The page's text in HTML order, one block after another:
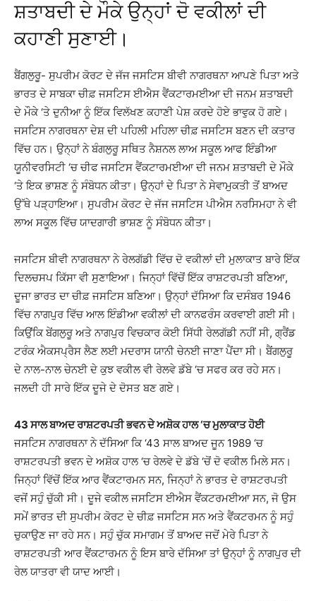
ਸ਼ਤਾਬਦੀ ਦੇ ਮੌਕੇ ਉਨ੍ਹਾਂ ਦੋ ਵਕੀਲਾਂ ਦੀ
ਕਹਾਣੀ ਸੁਣਾਈ।
ਬੈਂਗਲੁਰੂ- ਸੁਪਰੀਮ ਕੋਰਟ ਦੇ ਜੱਜ ਜਸਟਿਸ ਬੀਵੀ ਨਾਗਰਥਨਾ ਆਪਣੇ ਪਿਤਾ ਅਤੇ
ਭਾਰਤ ਦੇ ਸਾਬਕਾ ਚੀਫ਼ ਜਸਟਿਸ ਈਐਸ ਵੈਂਕਟਾਰਮਈਆ ਦੀ ਜਨਮ ਸ਼ਤਾਬਦੀ
ਦੇ ਮੌਕੇ ‘ਤੇ ਦੁਨੀਆ ਨੂੰ ਇੱਕ ਵਿਲੱਖਣ ਕਹਾਣੀ ਪੇਸ਼ ਕਰਦੇ ਹੋਏ ਭਾਵੁਕ ਹੋ ਗਏ।
ਜਸਟਿਸ ਨਾਗਰਥਨਾ ਦੇਸ਼ ਦੀ ਪਹਿਲੀ ਮਹਿਲਾ ਚੀਫ਼ ਜਸਟਿਸ ਬਣਨ ਦੀ ਕਤਾਰ
ਵਿੱਚ ਹਨ। ਉਨ੍ਹਾਂ ਨੇ ਬੰਗਲੁਰੂ ਸਥਿਤ ਨੈਸ਼ਨਲ ਲਾਅ ਸਕੂਲ ਆਫ ਇੰਡੀਆ
ਯੂਨੀਵਰਸਿਟੀ ‘ਚ ਚੀਫ ਜਸਟਿਸ ਵੈਂਕਟਾਰਮਈਆ ਦੀ ਜਨਮ ਸ਼ਤਾਬਦੀ ਦੇ ਮੌਕੇ
‘ਤੇ ਇਕ ਭਾਸ਼ਣ ਨੂੰ ਸੰਬੋਧਨ ਕੀਤਾ। ਉਨ੍ਹਾਂ ਦੇ ਪਿਤਾ ਨੇ ਸੇਵਾਮੁਕਤੀ ਤੋਂ ਬਾਅਦ
ਉੱਥੇ ਪੜ੍ਹਾਇਆ। ਸੁਪਰੀਮ ਕੋਰਟ ਦੇ ਜੱਜ ਜਸਟਿਸ ਪੀਐਸ ਨਰਸਿਮਹਾ ਨੇ ਵੀ
ਲਾਅ ਸਕੂਲ ਵਿੱਚ ਯਾਦਗਾਰੀ ਭਾਸ਼ਣ ਨੂੰ ਸੰਬੋਧਨ ਕੀਤਾ।
ਜਸਟਿਸ ਬੀਵੀ ਨਾਗਰਥਨਾ ਨੇ ਰੇਲਗੱਡੀ ਵਿੱਚ ਦੋ ਵਕੀਲਾਂ ਦੀ ਮੁਲਾਕਾਤ ਬਾਰੇ ਇੱਕ
ਦਿਲਚਸਪ ਕਿੱਸਾ ਵੀ ਸੁਣਾਇਆ। ਜਿਨ੍ਹਾਂ ਵਿੱਚੋਂ ਇੱਕ ਰਾਸ਼ਟਰਪਤੀ ਬਣਿਆ,
ਦੂਜਾ ਭਾਰਤ ਦਾ ਚੀਫ਼ ਜਸਟਿਸ ਬਣਿਆ। ਉਨ੍ਹਾਂ ਦੱਸਿਆ ਕਿ ਦਸੰਬਰ 1946
ਵਿੱਚ ਨਾਗਪੁਰ ਵਿੱਚ ਆਲ ਇੰਡੀਆ ਵਕੀਲਾਂ ਦੀ ਕਾਨਫਰੰਸ ਕਰਵਾਈ ਗਈ ਸੀ।
ਕਿਉਂਕਿ ਬੇਂਗਲੁਰੂ ਅਤੇ ਨਾਗਪੁਰ ਵਿਚਕਾਰ ਕੋਈ ਸਿੱਧੀ ਰੇਲਗੱਡੀ ਨਹੀਂ ਸੀ, ਗ੍ਰੈਂਡ
ਟਰੰਕ ਐਕਸਪ੍ਰੈਸ ਲੈਣ ਲਈ ਮਦਰਾਸ ਯਾਨੀ ਚੇਨਈ ਜਾਣਾ ਪੈਂਦਾ ਸੀ। ਬੈਂਗਲੁਰੂ
ਦੇ ਨਾਲ-ਨਾਲ ਚੇਨਈ ਦੇ ਕੁਝ ਵਕੀਲ ਵੀ ਰੇਲਵੇ ਡੱਬੇ ‘ਚ ਸਫਰ ਕਰ ਰਹੇ ਸਨ।
ਜਲਦੀ ਹੀ ਸਾਰੇ ਇੱਕ ਦੂਜੇ ਦੇ ਦੋਸਤ ਬਣ ਗਏ।
43 ਸਾਲ ਬਾਅਦ ਰਾਸ਼ਟਰਪਤੀ ਭਵਨ ਦੇ ਅਸ਼ੋਕ ਹਾਲ ‘ਚ ਮੁਲਾਕਾਤ ਹੋਈ
ਜਸਟਿਸ ਨਾਗਰਥਨਾ ਨੇ ਦੱਸਿਆ ਕਿ ‘43 ਸਾਲ ਬਾਅਦ ਜੂਨ 1989 ‘ਚ
ਰਾਸ਼ਟਰਪਤੀ ਭਵਨ ਦੇ ਅਸ਼ੋਕ ਹਾਲ ‘ਚ ਰੇਲਵੇ ਦੇ ਡੱਬੇ ‘ਚੋਂ ਦੋ ਵਕੀਲ ਮਿਲੇ ਸਨ।
ਜਿਨ੍ਹਾਂ ਵਿੱਚੋਂ ਇੱਕ ਆਰ ਵੈਂਕਟਾਰਮਨ ਸਨ, ਜਿਨ੍ਹਾਂ ਨੇ ਭਾਰਤ ਦੇ ਰਾਸ਼ਟਰਪਤੀ
ਵਜੋਂ ਸਹੁੰ ਚੁੱਕੀ ਸੀ। ਦੂਜੇ ਵਕੀਲ ਜਸਟਿਸ ਈਐਸ ਵੈਂਕਟਰਮਈਆ ਸਨ, ਜੋ ਉਸ
ਸਮੇਂ ਭਾਰਤ ਦੀ ਸੁਪਰੀਮ ਕੋਰਟ ਦੇ ਚੀਫ਼ ਜਸਟਿਸ ਸਨ ਅਤੇ ਵੈਂਕਟਰਮਨ ਨੂੰ ਸਹੁੰ
ਚੁਕਾਉਣ ਜਾ ਰਹੇ ਸਨ। ਸਹੁੰ ਚੁੱਕ ਸਮਾਗਮ ਤੋਂ ਬਾਅਦ ਜਦੋਂ ਮੇਰੇ ਪਿਤਾ ਨੇ
ਰਾਸ਼ਟਰਪਤੀ ਆਰ ਵੈਂਕਟਾਰਮਨ ਨੂੰ ਇਸ ਬਾਰੇ ਦੱਸਿਆ ਤਾਂ ਉਨ੍ਹਾਂ ਨੂੰ ਨਾਗਪੁਰ ਦੀ
ਰੇਲ ਯਾਤਰਾ ਵੀ ਯਾਦ ਆਈ।